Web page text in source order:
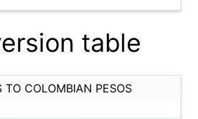
table
TO COLOMBIAN PESOS